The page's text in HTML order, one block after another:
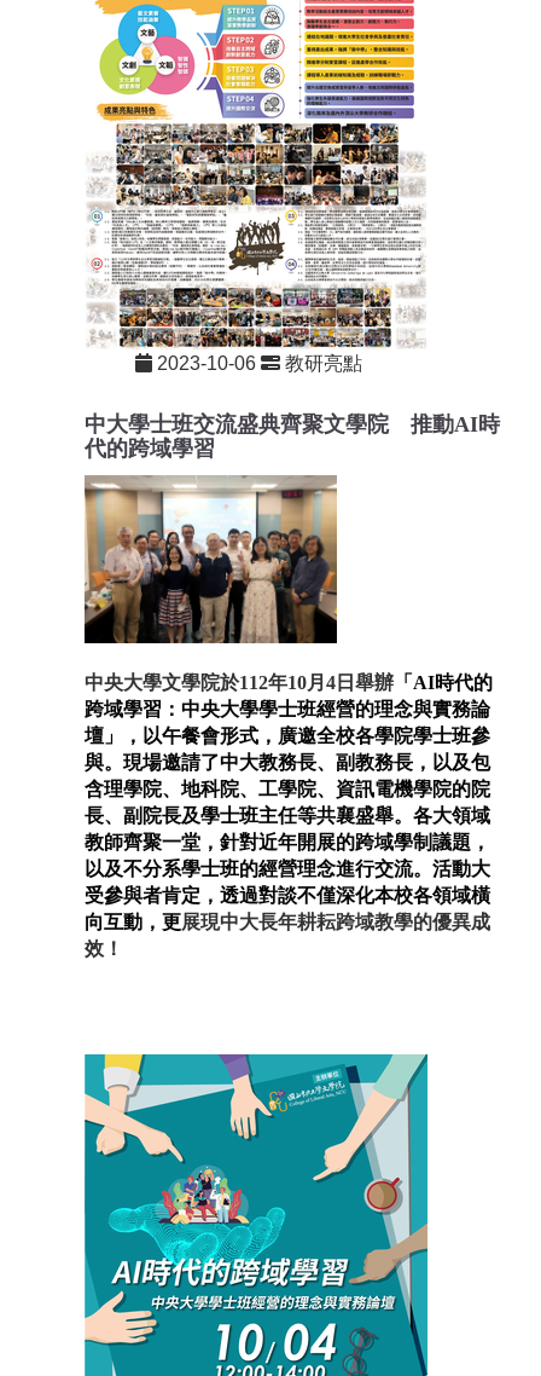
2023-10-06 教研亮點
中大學士班交流盛典齊聚文學院 推動AI時
代的跨域學習
中央大學文學院於112年10月4日舉辦 「 AI時代的
跨域學習：中央大學學士班經營的理念與實務論
壇」，以午餐會形式，廣邀全校各學院學士班參
與。現場邀請了中大教務長、副教務長，以及包
含理學院、地科院、工學院、資訊電機學院的院
長、副院長及學士班主任等共襄盛舉。各大領域
教師齊聚一堂，針對近年開展的跨域學制議題，
以及不分系學士班的經營理念進行交流。活動大
受參與者肯定，透過對談不僅深化本校各領域橫
向互動，更展現中大長年耕耘跨域教學的優異成
效！